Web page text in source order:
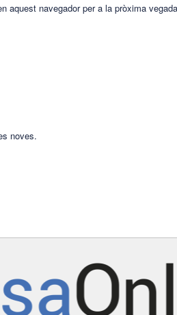
aquest navegador per a la pròxima
noves.